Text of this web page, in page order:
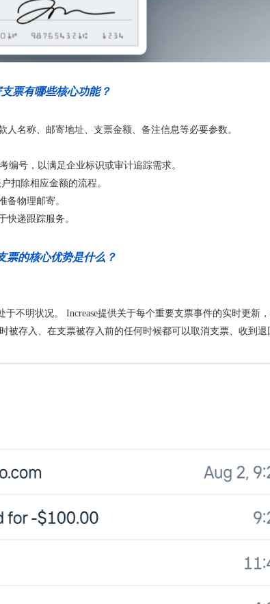
支票有哪些核心功能？
名称、邮寄地址、支票金额、备注信息等必要参数。
编号，以满足企业标识或审计追踪需求。
扣除相应金额的流程。
备物理邮寄。
快递跟踪服务。
票的核心优势是什么？
不明状况。 Increase提供关于每个重要支票事件的实时更新
存入、在支票被存入前的任何时候都可以取消支票、收到退